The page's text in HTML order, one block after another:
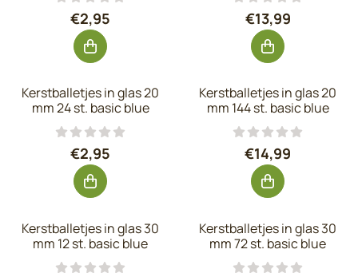
Prijs: 2,95, exclusief btw: 2,44
€2,95 Prijs: 13,99,
€13,99
Kerstballetjes in glas 20
mm 24 st. basic blue
Prijs: 2,95, exclusief btw: 2,44
€2,95
Kerstballetjes in glas 20
mm 144 st. basic blue
Prijs: 14,99,
€14,99
Kerstballetjes in glas 30
mm 12 st. basic blue
Kerstballetjes in glas 30
mm 72 st. basic blue